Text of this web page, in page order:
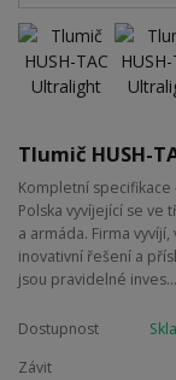
Tlumič HUSH-
Kompletní
Polska vyvíjející se ve
a armáda. Firma
inovativní řešení a
jsou pravidelné inves...
Dostupnost
Závit